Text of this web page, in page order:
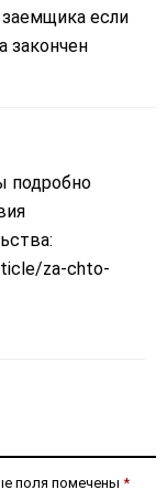
если
закончен
подробно
za-chto-
поля помечены *